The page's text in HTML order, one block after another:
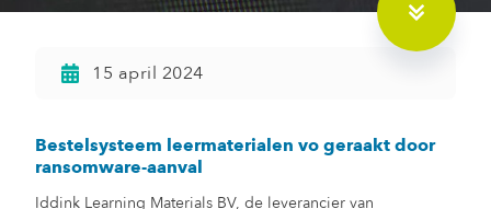
15 april 2024
Bestelsysteem leermaterialen vo geraakt door
ransomware-aanval
Iddink Learning Materials BV, de leverancier van